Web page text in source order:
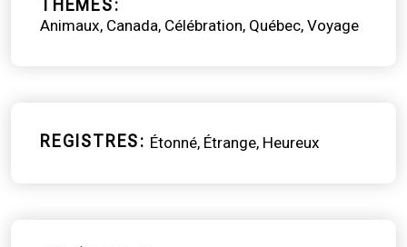
THÈMES
Animaux Canada Célébration Québec Voyage
REGISTRES Étonné Étrange Heureux